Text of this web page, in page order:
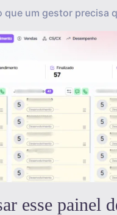
um gestor precisa
esse painel